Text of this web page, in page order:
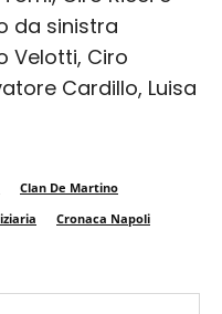
da sinistra
Velotti, Ciro
Cardillo, Luisa
Clan De Martino
Cronaca Napoli